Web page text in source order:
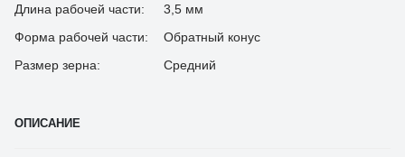
Длина рабочей части:
3,5 мм
Форма рабочей части:
Обратный конус
Размер зерна:
Средний
ОПИСАНИЕ